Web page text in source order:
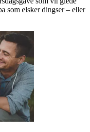
som elsker dingser – eller